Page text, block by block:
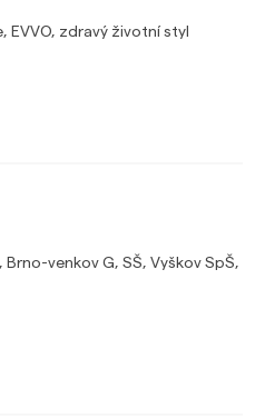
zdravý životní styl
venkov G, SŠ, Vyškov SpŠ,